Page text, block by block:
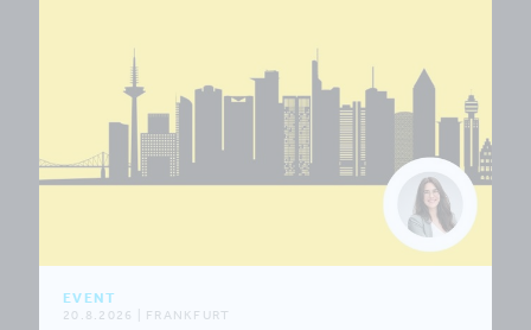
EVENT
20.8.2026 | FRANKFURT